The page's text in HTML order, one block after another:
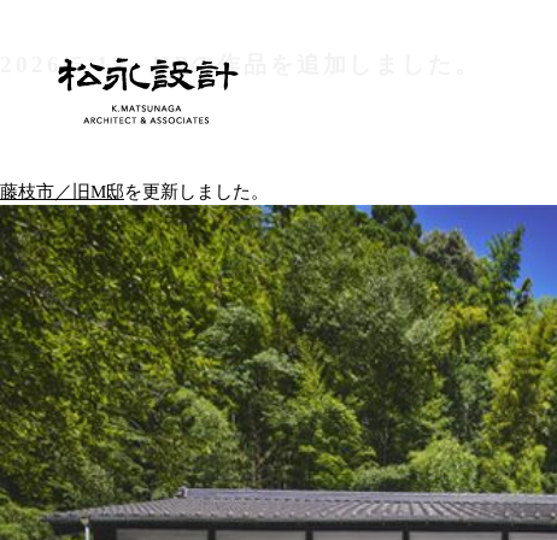
2026/5/15 HPの作品を追加しました。
藤枝市／旧M邸を更新しました。